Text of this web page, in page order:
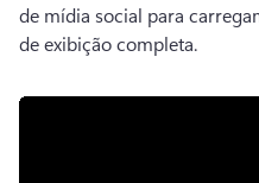
de mídia social para
de exibição completa.